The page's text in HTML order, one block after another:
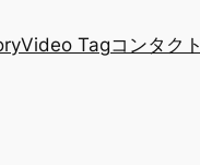
Video Tagコンタクト